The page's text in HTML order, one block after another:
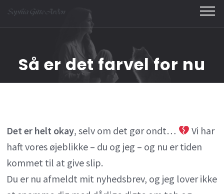
Skip
Enter)Så er det farvel for nu
Det er helt okay, selv om det gør ondt…
Vi har
haft vores øjeblikke – du og jeg – og nu er tiden
kommet til at give slip.
Du er nu afmeldt mit nyhedsbrev, og jeg lover ikke